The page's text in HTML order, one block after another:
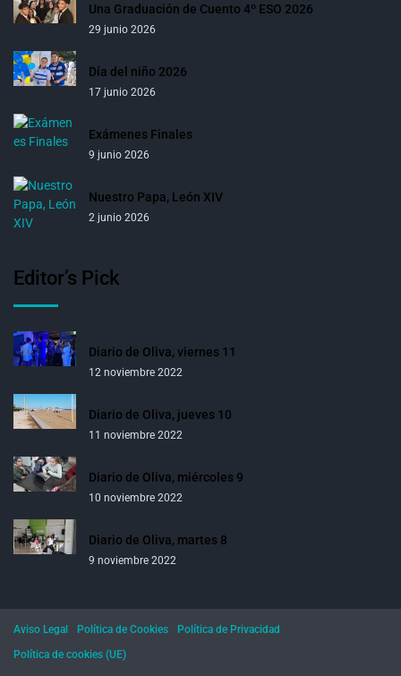
Una Graduación de Cuento 4º ESO 2026
29 junio 2026
Día del niño 2026
17 junio 2026
Exámenes Finales
9 junio 2026
Nuestro Papa, León XIV
2 junio 2026
Editor’s Pick
Diario de Oliva, viernes 11
12 noviembre 2022
Diario de Oliva, jueves 10
11 noviembre 2022
Diario de Oliva, miércoles 9
10 noviembre 2022
Diario de Oliva, martes 8
9 noviembre 2022
Aviso Legal Política de Cookies
Política de Privacidad
Política de cookies (UE)